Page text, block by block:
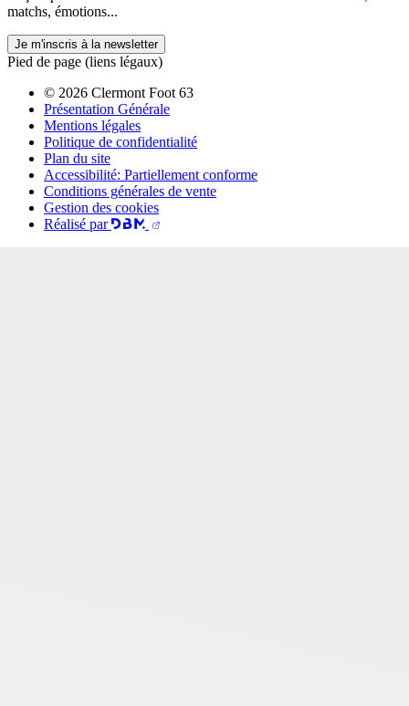
matchs, émotions...
Je m'inscris à la newsletter
Pied de page (liens légaux)
© 2026 Clermont Foot 63
Présentation Générale
Mentions légales
Politique de confidentialité
Plan du site
Accessibilité: Partiellement conforme
Conditions générales de vente
Gestion des cookies
Réalisé par